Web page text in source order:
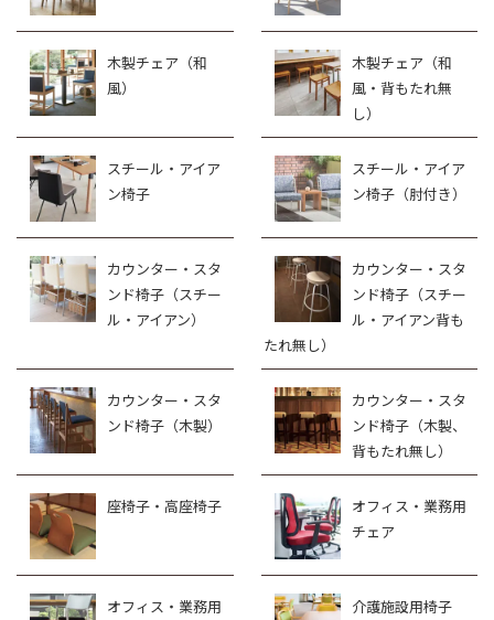
木製チェア（和
風）
木製チェア（和
風・背もたれ無
し）
スチール・アイア
ン椅子
スチール・アイア
ン椅子（肘付き）
カウンター・スタ
ンド椅子（スチー
ル・アイアン）
カウンター・スタ
ンド椅子（スチー
ル・アイアン背も
たれ無し）
カウンター・スタ
ンド椅子（木製）
カウンター・スタ
ンド椅子（木製、
背もたれ無し）
座椅子・高座椅子
オフィス・業務用
チェア
オフィス・業務用
介護施設用椅子